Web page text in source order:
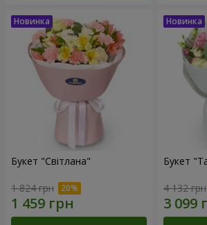
Букет "Світлана"
1 824 грн
Букет
4 132 грн